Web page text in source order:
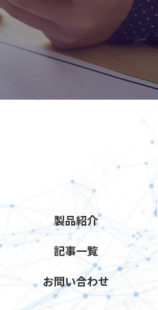
製品紹介
記事一覧
お問い合わせ